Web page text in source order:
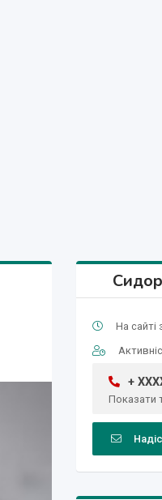
На сайті
+
Показати